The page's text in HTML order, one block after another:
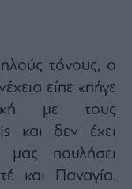
τόνους, ο
είπε «πήγε
με τους
και δεν έχει
πουλήσει
και Παναγία.